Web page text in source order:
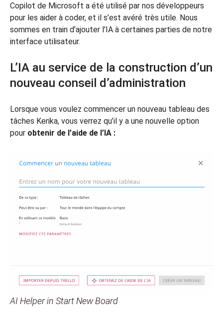
Copilot de Microsoft a été utilisé par nos développeurs
pour les aider à coder, et il s’est avéré très utile. Nous
sommes en train d’ajouter l’IA à certaines parties de notre
interface utilisateur.
L’IA au service de la construction d’un
nouveau conseil d’administration
Lorsque vous voulez commencer un nouveau tableau des
tâches Kerika, vous verrez qu’il y a une nouvelle option
pour obtenir de l’aide de l’IA :
AI Helper in Start New Board